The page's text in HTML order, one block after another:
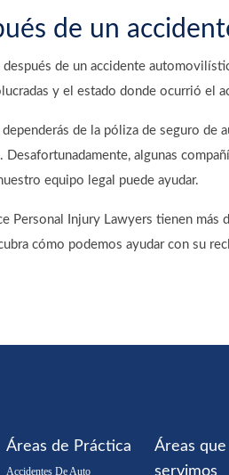
de un
de un accidente
y el estado donde ocurrió el
de la póliza de seguro de
algunas
equipo legal puede ayudar.
Personal Injury Lawyers tienen más
cómo podemos ayudar con su
Áreas de Práctica
Accidentes De Auto
Áreas que
servimos